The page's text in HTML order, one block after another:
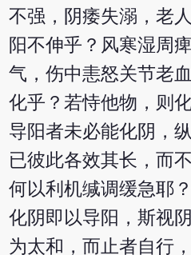
不强，阴痿失溺，老
阳不伸乎？风寒湿周
气，伤中恚怒关节老
化乎？若恃他物，则
导阳者未必能化阴，
已彼此各效其长，而
何以利机缄调缓急耶
化阴即以导阳，斯视
为太和，而止者自行